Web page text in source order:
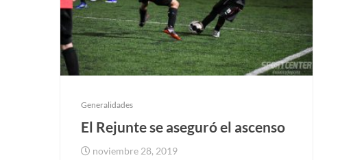
Generalidades
El Rejunte se aseguró el ascenso
noviembre 28, 2019